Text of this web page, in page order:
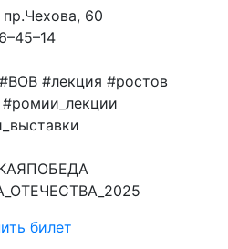
пр.Чехова, 60
#лекция #ростов
билет